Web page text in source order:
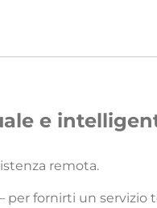
e
remota.
fornirti un servizio